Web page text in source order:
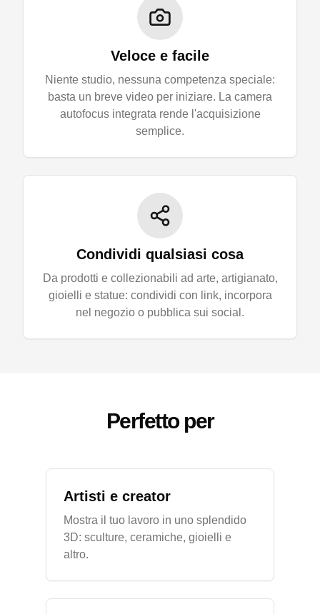
Veloce e facile
Niente studio, nessuna competenza speciale:
basta un breve video per iniziare. La camera
autofocus integrata rende l'acquisizione
semplice.
Condividi qualsiasi cosa
Da prodotti e collezionabili ad arte, artigianato,
gioielli e statue: condividi con link, incorpora
nel negozio o pubblica sui social.
Perfetto per
Artisti e creator
Mostra il tuo lavoro in uno splendido
3D: sculture, ceramiche, gioielli e
altro.